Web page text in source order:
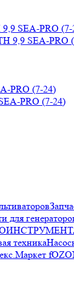
SEA-PRO (7-
PRO (7-24)
для
техника
f